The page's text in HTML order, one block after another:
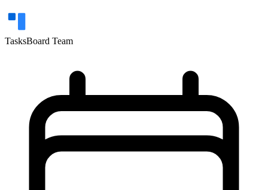
TasksBoard Team